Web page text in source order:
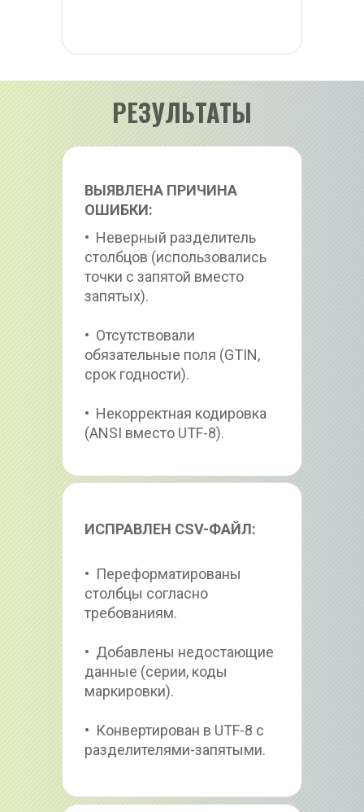
РЕЗУЛЬТАТЫ
•  Неверный разделитель
столбцов (использовались
точки с запятой вместо
запятых).
•  Отсутствовали
обязательные поля (GTIN,
срок годности).
•  Некорректная кодировка
(ANSI вместо UTF-8).
ВЫЯВЛЕНА ПРИЧИНА
ОШИБКИ:
ИСПРАВЛЕН CSV-ФАЙЛ:
•  Переформатированы
столбцы согласно
требованиям.
•  Добавлены недостающие
данные (серии, коды
маркировки).
•  Конвертирован в UTF-8 с
разделителями-запятыми.